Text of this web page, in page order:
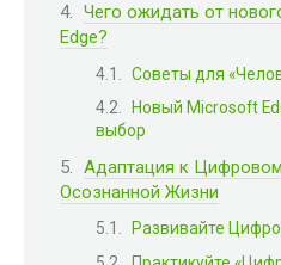
Чего ожидать от
Edge?
Советы для
Новый Microsoft
выбор
Адаптация к
Осознанной Жизни
Развивайте